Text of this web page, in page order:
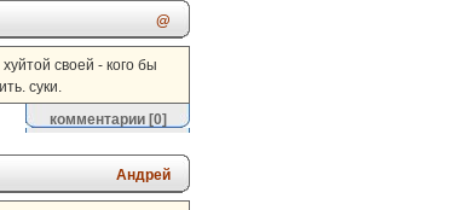
@
своей - кого бы
суки.
комментарии[0]
Андрей